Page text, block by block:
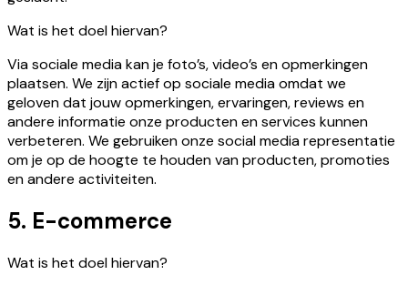
Wat is het doel hiervan?
Via sociale media kan je foto’s, video’s en opmerkingen
plaatsen. We zijn actief op sociale media omdat we
geloven dat jouw opmerkingen, ervaringen, reviews en
andere informatie onze producten en services kunnen
verbeteren. We gebruiken onze social media representatie
om je op de hoogte te houden van producten, promoties
en andere activiteiten.
5. E-commerce
Wat is het doel hiervan?